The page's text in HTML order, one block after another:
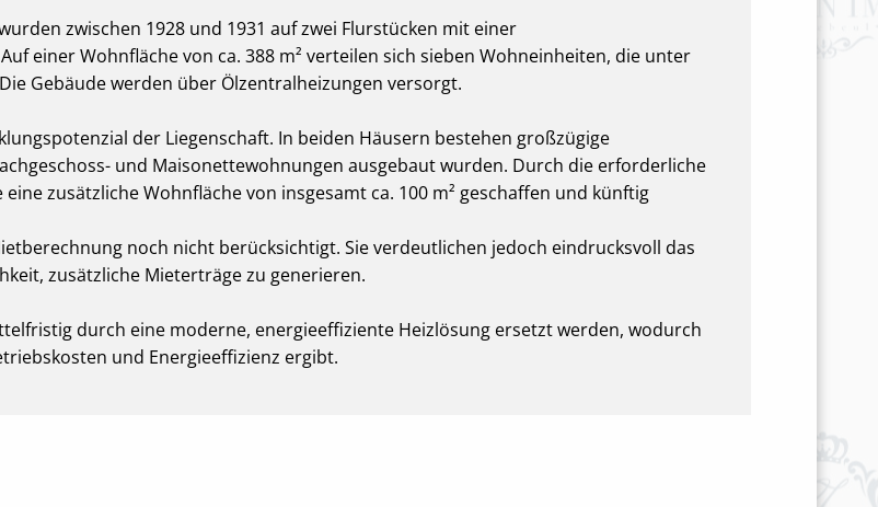
zwischen 1928 und 1931 auf zwei Flurstücken mit einer
einer Wohnfläche von ca. 388 m² verteilen sich sieben Wohneinheiten, die unter
Gebäude werden über Ölzentralheizungen versorgt.
der Liegenschaft. In beiden Häusern bestehen großzügige
und Maisonettewohnungen ausgebaut wurden. Durch die erforderliche
zusätzliche Wohnfläche von insgesamt ca. 100 m² geschaffen und künftig
noch nicht berücksichtigt. Sie verdeutlichen jedoch eindrucksvoll das
zusätzliche Mieterträge zu generieren.
durch eine moderne, energieeffiziente Heizlösung ersetzt werden, wodurch
und Energieeffizienz ergibt.